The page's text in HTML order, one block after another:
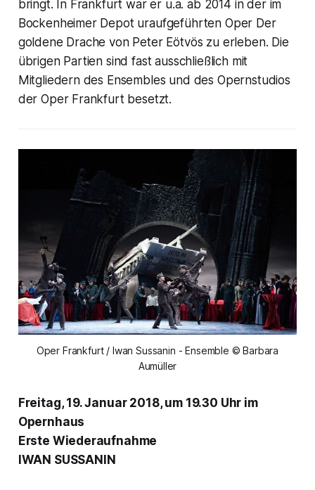
bringt. In Frankfurt war er u.a. ab 2014 in der im
Bockenheimer Depot uraufgeführten Oper Der
goldene Drache von Peter Eötvös zu erleben. Die
übrigen Partien sind fast ausschließlich mit
Mitgliedern des Ensembles und des Opernstudios
der Oper Frankfurt besetzt.
Oper Frankfurt / Iwan Sussanin - Ensemble © Barbara
Aumüller
Freitag, 19. Januar 2018, um 19.30 Uhr im
Opernhaus
Erste Wiederaufnahme
IWAN SUSSANIN